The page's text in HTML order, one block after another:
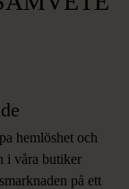
hemlöshet och
i våra butiker
på ett